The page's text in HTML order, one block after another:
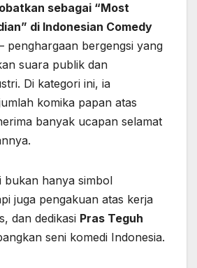
sebagai “Most
di Indonesian Comedy
penghargaan bergengsi yang
suara publik dan
Di kategori ini, ia
komika papan atas
banyak ucapan selamat
bukan hanya simbol
juga pengakuan atas kerja
dan dedikasi Pras Teguh
seni komedi Indonesia.